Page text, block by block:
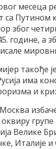
месеца
са Путином
због
године, а
такође
има
и
Велике
Италиjе и